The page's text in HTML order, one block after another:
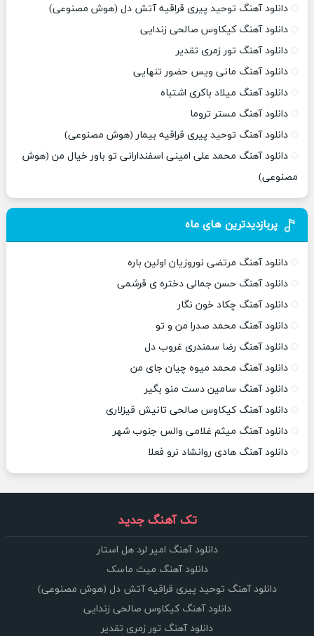
دانلود آهنگ توحید پیری قراقیه آتش دل (هوش مصنوعی)
دانلود آهنگ کیکاوس صالحی زندایی
دانلود آهنگ تور زمری تقدیر
دانلود آهنگ مانی ویس حضور تنهایی
دانلود آهنگ میلاد باکری اشتباه
دانلود آهنگ مستر تروما
دانلود آهنگ توحید پیری قراقیه بیمار (هوش مصنوعی)
دانلود آهنگ محمد علی امینی اسفندارانی تو باور خیال من (هوش
مصنوعی)
پربازدیدترین های ماه
دانلود آهنگ مرتضی نوروزیان اولین باره
دانلود آهنگ حسن جمالی دختره ی قرشمی
دانلود آهنگ چکاد خون نگار
دانلود آهنگ محمد صدرا من و تو
دانلود آهنگ رضا سمندری غروب دل
دانلود آهنگ محمد میوه چیان جای من
دانلود آهنگ سامین دست منو بگیر
دانلود آهنگ کیکاوس صالحی تانیش قیزلاری
دانلود آهنگ میثم غلامی والس جنوب شهر
دانلود آهنگ هادی روانشاد نرو فعلا
تک آهنگ جدید
دانلود آهنگ امیر لرد هل استار
دانلود آهنگ میث ماسک
دانلود آهنگ توحید پیری قراقیه آتش دل (هوش مصنوعی)
دانلود آهنگ کیکاوس صالحی زندایی
دانلود آهنگ تور زمری تقدیر